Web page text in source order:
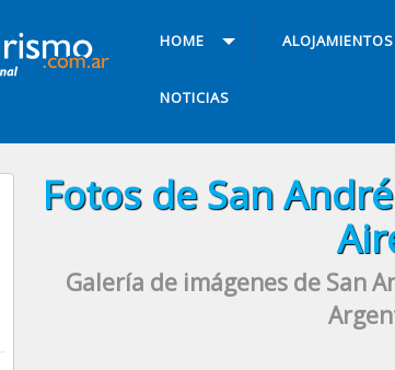
HOME
NOTICIAS
Fotos de San
Galería de imágenes de San